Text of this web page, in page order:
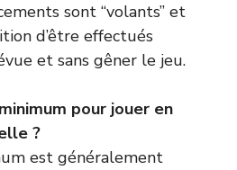
sont “volants” et
d’être effectués
et sans gêner le jeu.
pour jouer en
?
est généralement